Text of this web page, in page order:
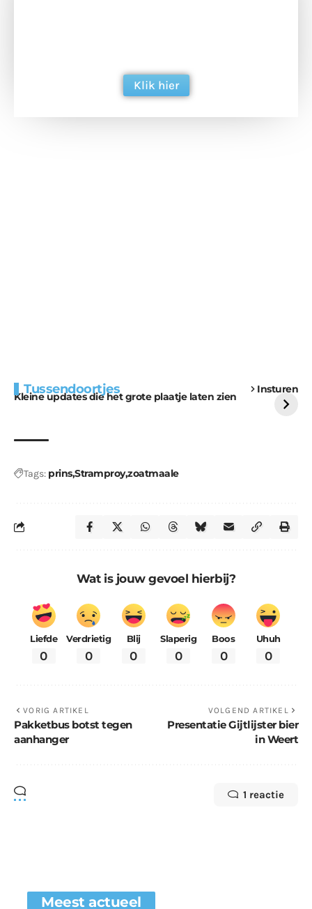
Klik hier
Tussendoortjes Insturen
Kleine updates die het grote plaatje laten zien
voor kabouters
uitdaging
Tags: prinsStramproyzoatmaale
Wat is jouw gevoel hierbij?
Liefde
0
Verdrietig
0
Blij
0
Slaperig
0
Boos
0
Uhuh
0
VORIG ARTIKEL
Pakketbus botst tegen
aanhanger
VOLGEND ARTIKEL
Presentatie Gijtlijster bier
in Weert
1 reactie
Meest actueel